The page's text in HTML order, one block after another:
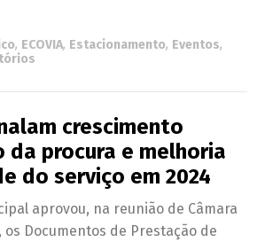
, ECOVIA, Estacionamento, Eventos,
crescimento
da procura e melhoria
do serviço em 2024
aprovou, na reunião de Câmara
os Documentos de Prestação de